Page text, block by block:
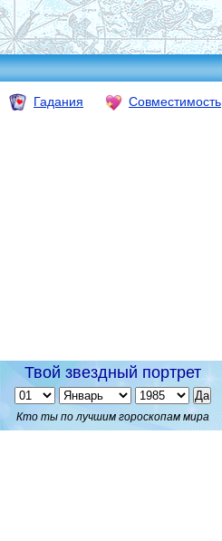
Гадания Совместимость
Твой звездный портрет
Кто ты по лучшим гороскопам мира